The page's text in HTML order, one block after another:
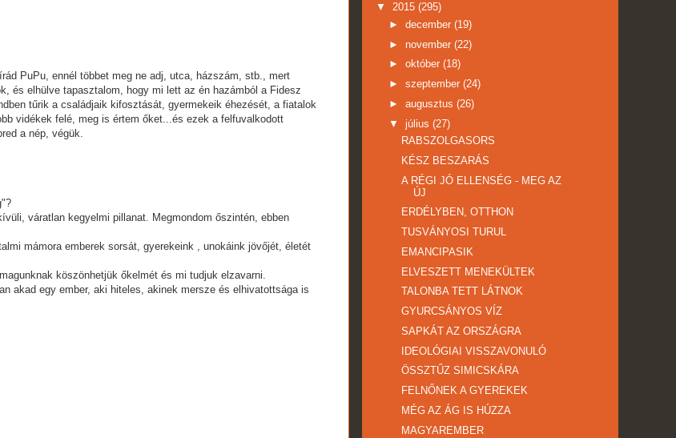
PuPu, ennél többet meg ne adj, utca, házszám, stb., mert
és elhülve tapasztalom, hogy mi lett az én hazámból a Fidesz
tűrik a családjaik kifosztását, gyermekeik éhezését, a fiatalok
vidékek felé, meg is értem őket...és ezek a felfuvalkodott
a nép, végük.
váratlan kegyelmi pillanat. Megmondom őszintén, ebben
mámora emberek sorsát, gyerekeink , unokáink jövőjét, életét
köszönhetjük őkelmét és mi tudjuk elzavarni.
akad egy ember, aki hiteles, akinek mersze és elhivatottsága is
▼ 2015 (295)
► december (19)
► november (22)
► október (18)
► szeptember (24)
► augusztus (26)
▼ július (27)
RABSZOLGASORS
KÉSZ BESZARÁS
A RÉGI JÓ ELLENSÉG - MEG AZ
ÚJ
ERDÉLYBEN, OTTHON
TUSVÁNYOSI TURUL
EMANCIPASIK
ELVESZETT MENEKÜLTEK
TALONBA TETT LÁTNOK
GYURCSÁNYOS VÍZ
SAPKÁT AZ ORSZÁGRA
IDEOLÓGIAI VISSZAVONULÓ
ÖSSZTŰZ SIMICSKÁRA
FELNŐNEK A GYEREKEK
MÉG AZ ÁG IS HÚZZA
MAGYAREMBER